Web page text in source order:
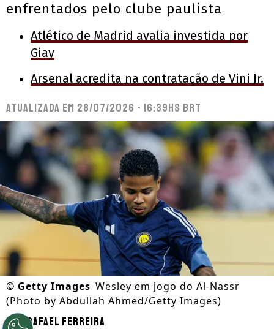
enfrentados pelo clube paulista
Atlético de Madrid avalia investida por
Giay
Arsenal acredita na contratação de Vini Jr.
Atualizada em 28/07/2026 - 16:39hs BRT
© Getty Images Wesley em jogo do Al-Nassr
(Photo by Abdullah Ahmed/Getty Images)
Por Rafael Ferreira